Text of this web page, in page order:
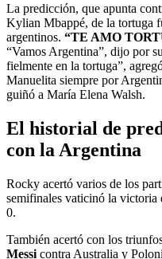
La predicción, que apunta
Kylian Mbappé, de la tortuga
argentinos. “TE AMO
“Vamos Argentina”, dijo por
fielmente en la tortuga”,
Manuelita siempre por
guiñó a María Elena Walsh.
El historial de
con la Argentina
Rocky acertó varios de los
semifinales vaticinó la victoria
0.
También acertó con los
Messi contra Australia y